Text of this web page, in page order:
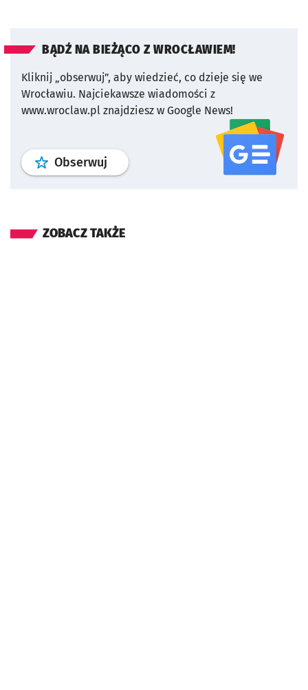
BĄDŹ NA BIEŻĄCO Z WROCŁAWIEM!
Kliknij „obserwuj”, aby wiedzieć, co dzieje się we
Wrocławiu. Najciekawsze wiadomości z
www.wroclaw.pl znajdziesz w Google News!
Obserwuj profil serwisu
ZOBACZ TAKŻE